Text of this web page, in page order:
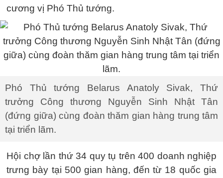
cương vị Phó Thủ tướng.
Phó Thủ tướng Belarus Anatoly Sivak, Thứ
trưởng Công thương Nguyễn Sinh Nhật Tân
(đứng giữa) cùng đoàn thăm gian hàng trung tâm
tại triển lãm.
Hội chợ lần thứ 34 quy tụ trên 400 doanh nghiệp
trưng bày tại 500 gian hàng, đến từ 18 quốc gia